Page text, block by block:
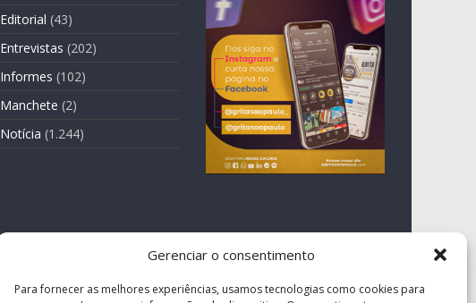
Gerenciar o consentimento
Para fornecer as melhores experiências, usamos tecnologias como cookies para
Editorial (43)
Entrevistas (202)
Informes (102)
Manchete (2)
Notícia (1.244)